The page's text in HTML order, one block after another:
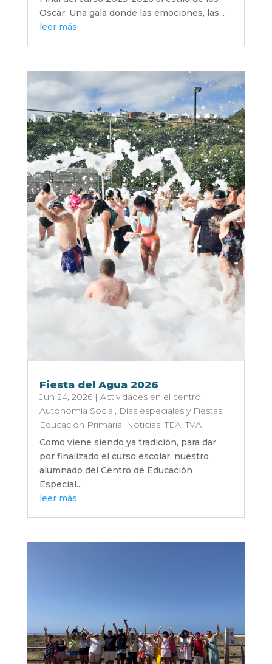
Oscar. Una gala donde las emociones, las...
leer más
Fiesta del Agua 2026
Jun 24, 2026| Actividades en el centro,
Autonomía Social, Días especiales y Fiestas,
Educación Primaria, Noticias,TEA,TVA
Como viene siendo ya tradición, para dar
por finalizado el curso escolar, nuestro
alumnado del Centro de Educación
Especial...
leer más